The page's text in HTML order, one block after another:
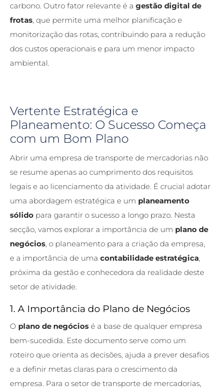
carbono. Outro fator relevante é a gestão digital de
frotas, que permite uma melhor planificação e
monitorização das rotas, contribuindo para a redução
dos custos operacionais e para um menor impacto
ambiental.
Vertente Estratégica e
Planeamento: O Sucesso Começa
com um Bom Plano
Abrir uma empresa de transporte de mercadorias não
se resume apenas ao cumprimento dos requisitos
legais e ao licenciamento da atividade. É crucial adotar
uma abordagem estratégica e um planeamento
sólido para garantir o sucesso a longo prazo. Nesta
secção, vamos explorar a importância de um plano de
negócios, o planeamento para a criação da empresa,
e a importância de uma contabilidade estratégica,
próxima da gestão e conhecedora da realidade deste
setor de atividade.
1. A Importância do Plano de Negócios
O plano de negócios é a base de qualquer empresa
bem-sucedida. Este documento serve como um
roteiro que orienta as decisões, ajuda a prever desafios
e a definir metas claras para o crescimento da
empresa. Para o setor de transporte de mercadorias,